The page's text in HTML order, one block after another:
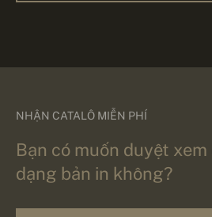
NHẬN CATALÔ MIỄN PHÍ
Bạn có muốn duyệt
dạng bản in không?